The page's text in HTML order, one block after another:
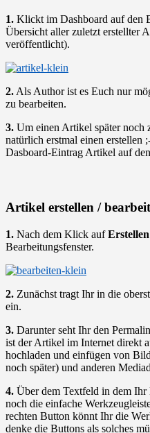
1. Klickt im Dashboard auf den
Übersicht aller zuletzt erstellter
veröffentlicht).
2. Als Author ist es Euch nur
zu bearbeiten.
3. Um einen Artikel später noch
natürlich erstmal einen erstellen
Dasboard-Eintrag Artikel auf
Artikel erstellen /
1. Nach dem Klick aufErstellen
Bearbeitungsfenster.
2. Zunächst tragt Ihr in die
ein.
3. Darunter seht Ihr den
ist der Artikel im Internet direkt
hochladen und einfügen von
noch später) und anderen
4. Über dem Textfeld in dem
noch die einfache
rechten Button könnt Ihr die
denke die Buttons als solches